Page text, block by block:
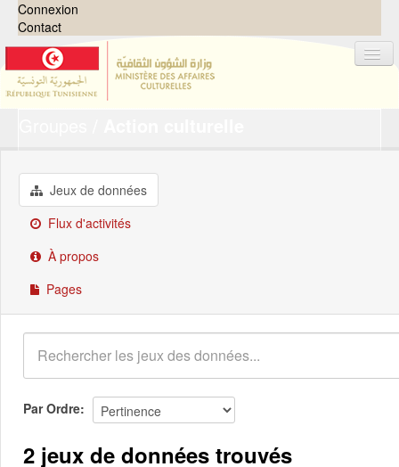
Connexion
Contact
Groupes
Demandes
À propos
Jeux de données
Flux d'activités
À propos
Pages
Par Ordre
2 jeux de données trouvés